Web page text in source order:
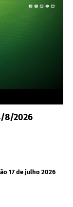
8/2026
17 de julho 2026